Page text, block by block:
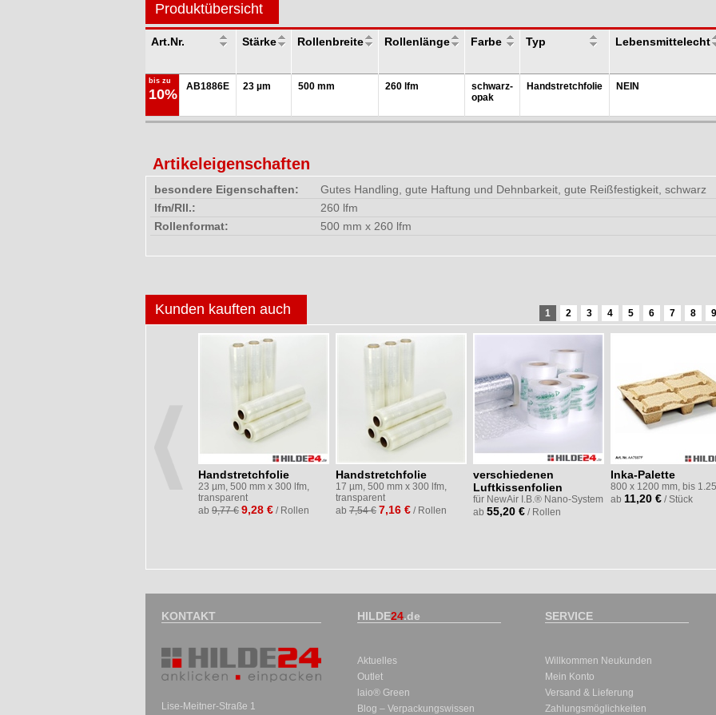
Produktübersicht
Art.Nr. Stärke Rollenbreite Rollenlänge Farbe Typ Lebensmittelecht
bis zu
10% AB1886E 23 µm 500 mm 260 lfm
schwarz-
opak
Handstretchfolie NEIN
Artikeleigenschaften
besondere Eigenschaften:
Gutes Handling, gute Haftung und Dehnbarkeit, gute Reißfestigkeit, schwarz
lfm/Rll.:
260 lfm
Rollenformat:
500 mm x 260 lfm
Kunden kauften auch
Handstretchfolie
23 µm, 500 mm x 300 lfm,
transparent
ab 9,77 € 9,28 € / Rollen
Handstretchfolie
17 µm, 500 mm x 300 lfm,
transparent
ab 7,54 € 7,16 € / Rollen
verschiedenen
Luftkissenfolien
für NewAir I.B.® Nano-System
ab 55,20 € / Rollen
Inka-Palette
800 x 1200 mm, bis
ab 11,20 € / Stück
1 2 3 4 5 6 7 8 9
KONTAKT
Lise-Meitner-Straße 1
HILDE24.de
Aktuelles
Outlet
laio® Green
Blog – Verpackungswissen
SERVICE
Willkommen Neukunden
Mein Konto
Versand & Lieferung
Zahlungsmöglichkeiten